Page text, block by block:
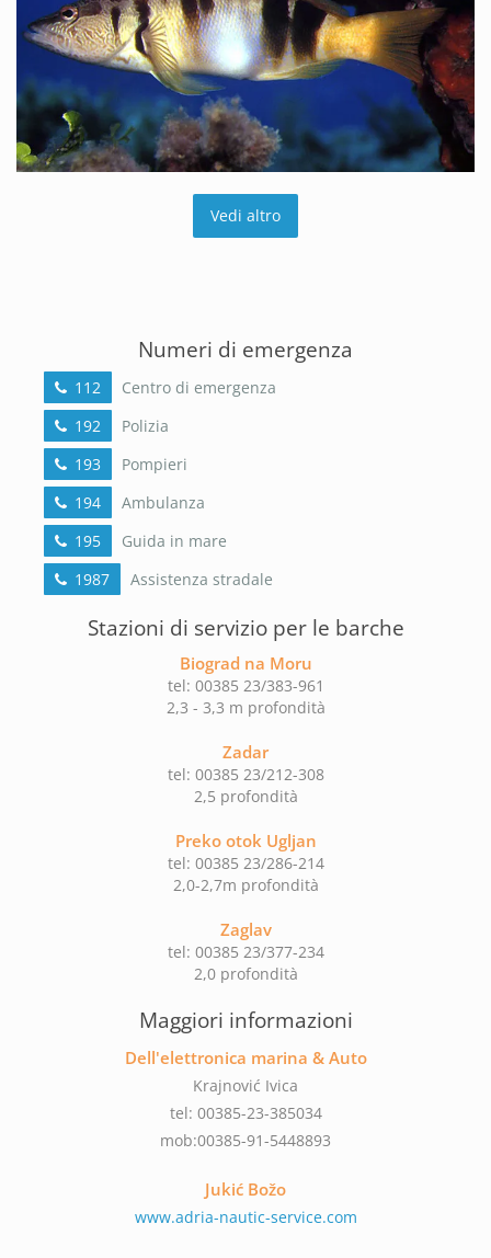
Vedi altro
Numeri di emergenza
112
Centro di emergenza
192
Polizia
193
Pompieri
194
Ambulanza
195
Guida in mare
1987
Assistenza stradale
Stazioni di servizio per le barche
Biograd na Moru
tel: 00385 23/383-961
2,3 - 3,3 m profondità
Zadar
tel: 00385 23/212-308
2,5 profondità
Preko otok Ugljan
tel: 00385 23/286-214
2,0-2,7m profondità
Zaglav
tel: 00385 23/377-234
2,0 profondità
Maggiori informazioni
Dell'elettronica marina & Auto
Krajnović Ivica
tel: 00385-23-385034
mob:00385-91-5448893
Jukić Božo
www.adria-nautic-service.com